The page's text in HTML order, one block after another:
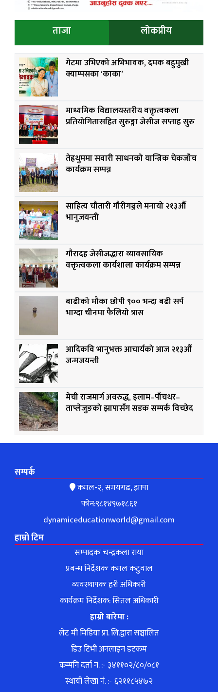
ताजा लोकप्रीय
गेटमा उभिएको अभिभावक, दमक बहुमुखी
क्याम्पसका ‘काका’
माध्यमिक विद्यालयस्तरीय वक्तृत्वकला
प्रतियोगितासहित सुरुङ्गा जेसीज सप्ताह सुरु
तेह्रथुममा सवारी साधनको यान्त्रिक चेकजाँच
कार्यक्रम सम्पन्न
साहित्य चौतारी गौरीगञ्जले मनायो २१३औँ
भानुजयन्ती
गौरादह जेसीजद्धारा व्यावसायिक
वक्तृत्वकला कार्यशाला कार्यक्रम सम्पन्न
बाढीको मौका छोपी ९०० भन्दा बढी सर्प
भाग्दा चीनमा फैलियो त्रास
आदिकवि भानुभक्त आचार्यको आज २१३औं
जन्मजयन्ती
मेची राजमार्ग अवरुद्ध, इलाम–पाँचथर–
ताप्लेजुङको झापासँग सडक सम्पर्क विच्छेद
सम्पर्क
कमल-२, समयगढ, झापा
फोन:९८१४९७१८६१
dynamiceducationworld@gmail.com
हाम्रो टिम
सम्पादकः चन्द्रकला राया
प्रबन्ध निर्देशकः कमल कटुवाल
व्यवस्थापकः हरी अधिकारी
कार्यक्रम निर्देशक: सितल अधिकारी
हाम्रो बारेमा :
लेट मी मिडिया प्रा. लि.द्वारा सञ्चालित
डिउ टिभी अनलाइन डटकम
कम्पनि दर्ता नं. :- ३४११०२/८०/०८१
स्थायी लेखा नं. :- ६२११८५४७२